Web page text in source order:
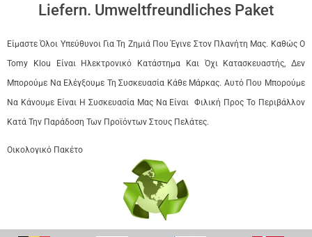
Liefern. Umweltfreundliches Paket
Είμαστε Όλοι Υπεύθυνοι Για Τη Ζημιά Που Έγινε Στον Πλανήτη Μας. Καθώς Ο
Tomy Klou Είναι Ηλεκτρονικό Κατάστημα Και Όχι Κατασκευαστής, Δεν
Μπορούμε Να Ελέγξουμε Τη Συσκευασία Κάθε Μάρκας. Αυτό Που Μπορούμε
Να Κάνουμε Είναι Η Συσκευασία Μας Να Είναι Φιλική Προς Το Περιβάλλον
Κατά Την Παράδοση Των Προϊόντων Στους Πελάτες.
Οικολογικό Πακέτο